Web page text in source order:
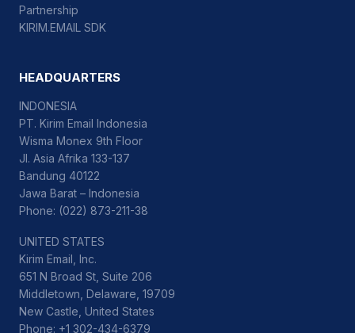
Partnership
KIRIM.EMAIL SDK
HEADQUARTERS
INDONESIA
PT. Kirim Email Indonesia
Wisma Monex 9th Floor
Jl. Asia Afrika 133-137
Bandung 40122
Jawa Barat – Indonesia
Phone: (022) 873-211-38
UNITED STATES
Kirim Email, Inc.
651 N Broad St, Suite 206
Middletown, Delaware, 19709
New Castle, United States
Phone: +1 302-434-6379